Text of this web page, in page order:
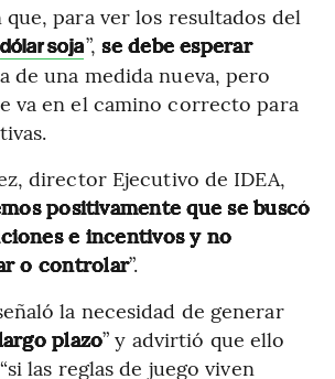
que, para ver los resultados del
dólar soja”,se debe esperar
de una medida nueva, pero
va en el camino correcto para
director Ejecutivo de IDEA,
positivamente que se buscó
e incentivos y no
o controlar”.
la necesidad de generar
plazo” y advirtió que ello
las reglas de juego viven